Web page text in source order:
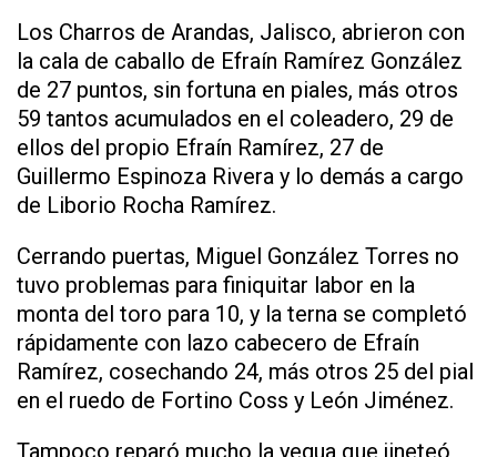
Los Charros de Arandas, Jalisco, abrieron con
la cala de caballo de Efraín Ramírez González
de 27 puntos, sin fortuna en piales, más otros
59 tantos acumulados en el coleadero, 29 de
ellos del propio Efraín Ramírez, 27 de
Guillermo Espinoza Rivera y lo demás a cargo
de Liborio Rocha Ramírez.
Cerrando puertas, Miguel González Torres no
tuvo problemas para finiquitar labor en la
monta del toro para 10, y la terna se completó
rápidamente con lazo cabecero de Efraín
Ramírez, cosechando 24, más otros 25 del pial
en el ruedo de Fortino Coss y León Jiménez.